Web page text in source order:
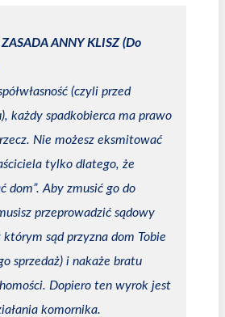
ANNY KLISZ (Do
(czyli przed
każdy spadkobierca ma prawo
Nie możesz eksmitować
tylko dlatego, że
dom”. Aby zmusić go do
przeprowadzić sądowy
którym sąd przyzna dom Tobie
sprzedaż) i nakaże bratu
Dopiero ten wyrok jest
komornika.